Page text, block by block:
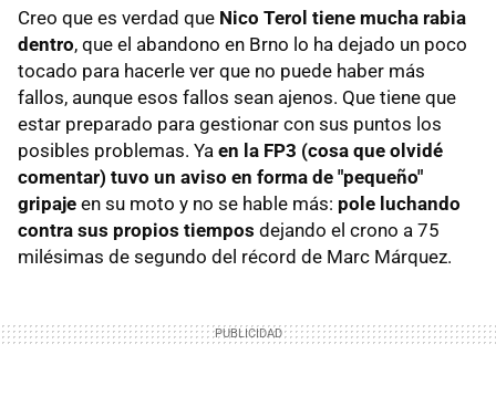
Creo que es verdad que Nico Terol tiene mucha rabia
dentro, que el abandono en Brno lo ha dejado un poco
tocado para hacerle ver que no puede haber más
fallos, aunque esos fallos sean ajenos. Que tiene que
estar preparado para gestionar con sus puntos los
posibles problemas. Ya en la FP3 (cosa que olvidé
comentar) tuvo un aviso en forma de "pequeño"
gripaje en su moto y no se hable más: pole luchando
contra sus propios tiempos dejando el crono a 75
milésimas de segundo del récord de Marc Márquez.